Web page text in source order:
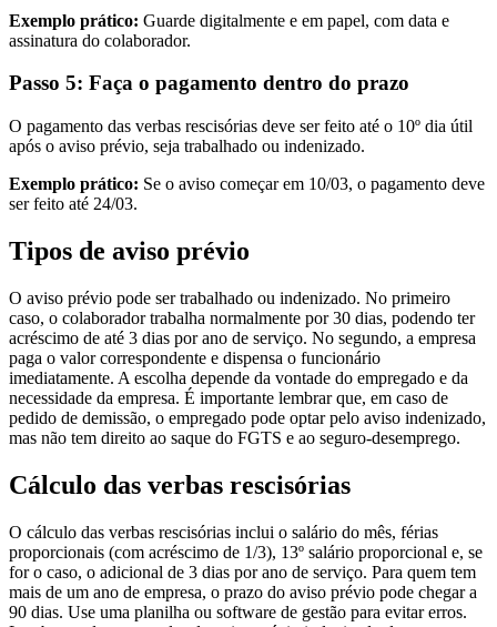
Exemplo prático: Guarde digitalmente e em papel, com data e
assinatura do colaborador.
Passo 5: Faça o pagamento dentro do prazo
O pagamento das verbas rescisórias deve ser feito até o 10º dia útil
após o aviso prévio, seja trabalhado ou indenizado.
Exemplo prático: Se o aviso começar em 10/03, o pagamento deve
ser feito até 24/03.
Tipos de aviso prévio
O aviso prévio pode ser trabalhado ou indenizado. No primeiro
caso, o colaborador trabalha normalmente por 30 dias, podendo ter
acréscimo de até 3 dias por ano de serviço. No segundo, a empresa
paga o valor correspondente e dispensa o funcionário
imediatamente. A escolha depende da vontade do empregado e da
necessidade da empresa. É importante lembrar que, em caso de
pedido de demissão, o empregado pode optar pelo aviso indenizado,
mas não tem direito ao saque do FGTS e ao seguro-desemprego.
Cálculo das verbas rescisórias
O cálculo das verbas rescisórias inclui o salário do mês, férias
proporcionais (com acréscimo de 1/3), 13º salário proporcional e, se
for o caso, o adicional de 3 dias por ano de serviço. Para quem tem
mais de um ano de empresa, o prazo do aviso prévio pode chegar a
90 dias. Use uma planilha ou software de gestão para evitar erros.